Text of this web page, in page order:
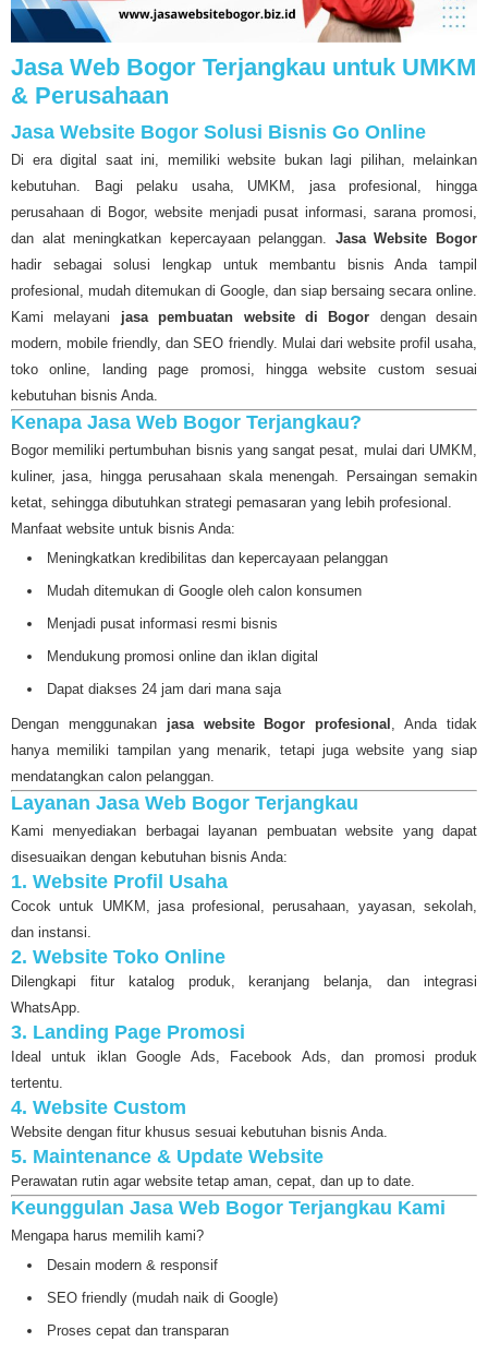
Jasa Web Bogor Terjangkau untuk UMKM
& Perusahaan
Jasa Website Bogor Solusi Bisnis Go Online
Di era digital saat ini, memiliki website bukan lagi pilihan, melainkan
kebutuhan. Bagi pelaku usaha, UMKM, jasa profesional, hingga
perusahaan di Bogor, website menjadi pusat informasi, sarana promosi,
dan alat meningkatkan kepercayaan pelanggan. Jasa Website Bogor
hadir sebagai solusi lengkap untuk membantu bisnis Anda tampil
profesional, mudah ditemukan di Google, dan siap bersaing secara online.
Kami melayani jasa pembuatan website di Bogor dengan desain
modern, mobile friendly, dan SEO friendly. Mulai dari website profil usaha,
toko online, landing page promosi, hingga website custom sesuai
kebutuhan bisnis Anda.
Kenapa Jasa Web Bogor Terjangkau?
Bogor memiliki pertumbuhan bisnis yang sangat pesat, mulai dari UMKM,
kuliner, jasa, hingga perusahaan skala menengah. Persaingan semakin
ketat, sehingga dibutuhkan strategi pemasaran yang lebih profesional.
Manfaat website untuk bisnis Anda:
Meningkatkan kredibilitas dan kepercayaan pelanggan
Mudah ditemukan di Google oleh calon konsumen
Menjadi pusat informasi resmi bisnis
Mendukung promosi online dan iklan digital
Dapat diakses 24 jam dari mana saja
Dengan menggunakan jasa website Bogor profesional , Anda tidak
hanya memiliki tampilan yang menarik, tetapi juga website yang siap
mendatangkan calon pelanggan.
Layanan Jasa Web Bogor Terjangkau
Kami menyediakan berbagai layanan pembuatan website yang dapat
disesuaikan dengan kebutuhan bisnis Anda:
1. Website Profil Usaha
Cocok untuk UMKM, jasa profesional, perusahaan, yayasan, sekolah,
dan instansi.
2. Website Toko Online
Dilengkapi fitur katalog produk, keranjang belanja, dan integrasi
WhatsApp.
3. Landing Page Promosi
Ideal untuk iklan Google Ads, Facebook Ads, dan promosi produk
tertentu.
4. Website Custom
Website dengan fitur khusus sesuai kebutuhan bisnis Anda.
5. Maintenance & Update Website
Perawatan rutin agar website tetap aman, cepat, dan up to date.
Keunggulan Jasa Web Bogor Terjangkau Kami
Mengapa harus memilih kami?
Desain modern & responsif
SEO friendly (mudah naik di Google)
Proses cepat dan transparan